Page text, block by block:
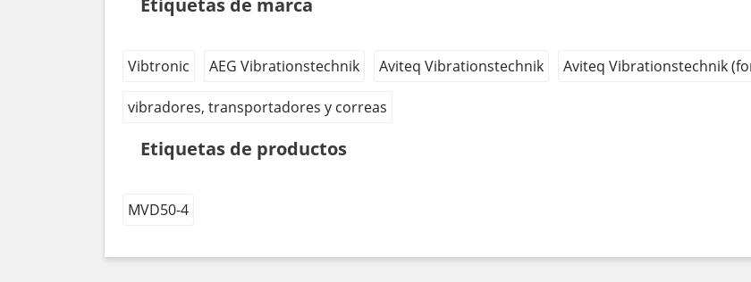
Vibtronic AEG Vibrationstechnik Aviteq Vibrationstechnik Aviteq Vibrationstechnik
vibradores, transportadores y correas
Etiquetas de productos
MVD50-4